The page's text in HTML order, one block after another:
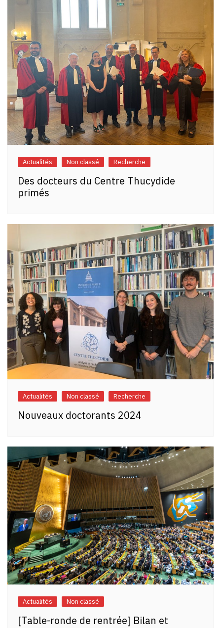
Actualités Non classé Recherche
Des docteurs du Centre Thucydide
primés
Actualités Non classé Recherche
Nouveaux doctorants 2024
Actualités Non classé
[Table-ronde de rentrée] Bilan et